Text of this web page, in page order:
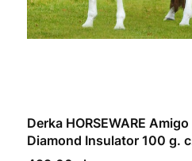
Derka HORSEWARE Amigo
Diamond Insulator 100 g.